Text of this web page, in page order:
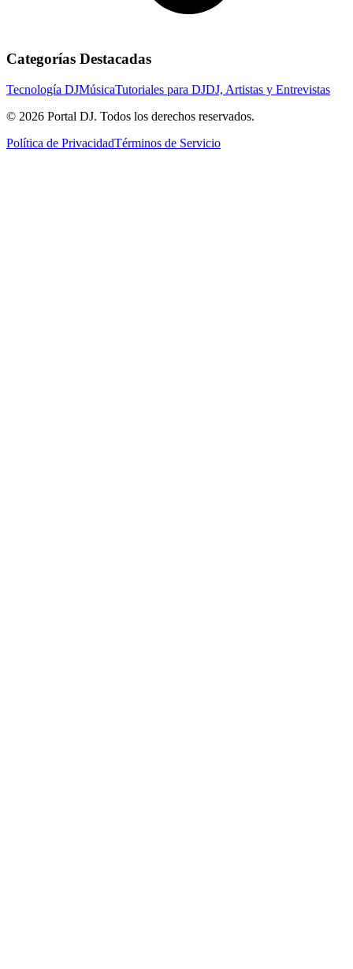
Categorías Destacadas
Tecnología DJMúsicaTutoriales para DJDJ, Artistas y Entrevistas
© 2026 Portal DJ. Todos los derechos reservados.
Política de PrivacidadTérminos de Servicio